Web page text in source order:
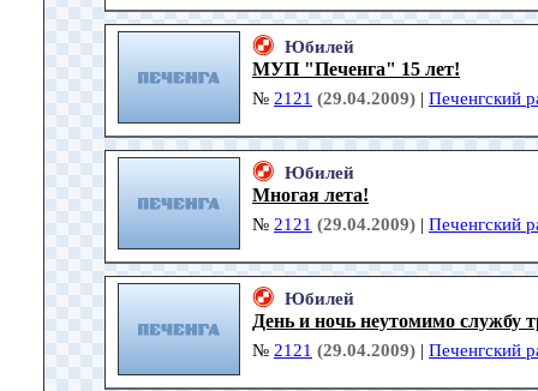
Юбилей
МУП "Печенга" 15 лет!
№ 2121 (29.04.2009) | Печенгский
Юбилей
Многая лета!
№ 2121 (29.04.2009) | Печенгский
Юбилей
День и ночь неутомимо службу
№ 2121 (29.04.2009) | Печенгский